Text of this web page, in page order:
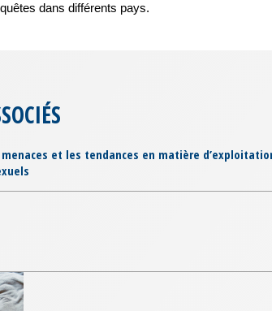
dans différents pays.
menaces et les tendances en matière